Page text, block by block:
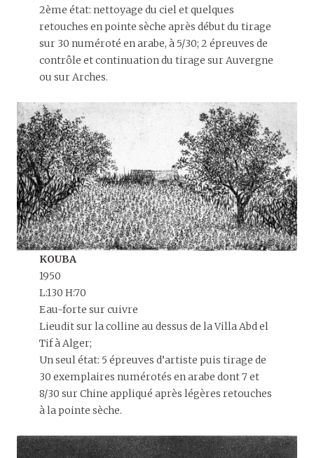
2ème état: nettoyage du ciel et quelques
retouches en pointe sèche après début du tirage
sur 30 numéroté en arabe, à 5/30; 2 épreuves de
contrôle et continuation du tirage sur Auvergne
ou sur Arches.
KOUBA
1950
L:130 H:70
Eau-forte sur cuivre
Lieudit sur la colline au dessus de la Villa Abd el
Tif à Alger;
Un seul état: 5 épreuves d’artiste puis tirage de
30 exemplaires numérotés en arabe dont 7 et
8/30 sur Chine appliqué après légères retouches
à la pointe sèche.